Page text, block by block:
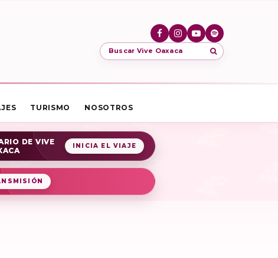
Buscar Vive Oaxaca
TURISMO NOSOTROS
DE VIVE
INICIA EL VIAJE